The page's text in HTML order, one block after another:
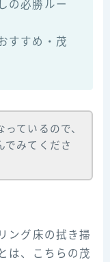
の必勝ルー
すすめ・茂
ているので、
でみてくださ
ング床の拭き掃
は、こちらの茂‌